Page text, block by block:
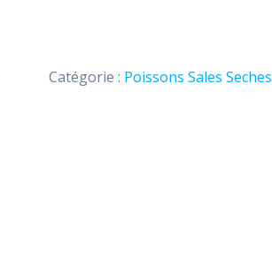
Catégorie : Poissons Sales Seches